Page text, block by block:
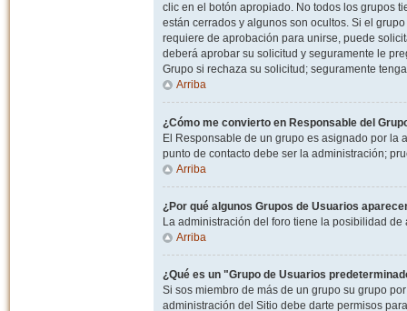
clic en el botón apropiado. No todos los grupos
están cerrados y algunos son ocultos. Si el
requiere de aprobación para unirse, puede
deberá aprobar su solicitud y seguramente le
Grupo si rechaza su solicitud; seguramente
Arriba
¿Cómo me convierto en Responsable del
El Responsable de un grupo es asignado por la
punto de contacto debe ser la administración;
Arriba
¿Por qué algunos Grupos de Usuarios
La administración del foro tiene la posibilidad
Arriba
¿Qué es un "Grupo de Usuarios
Si sos miembro de más de un grupo su grupo
administración del Sitio debe darte permisos